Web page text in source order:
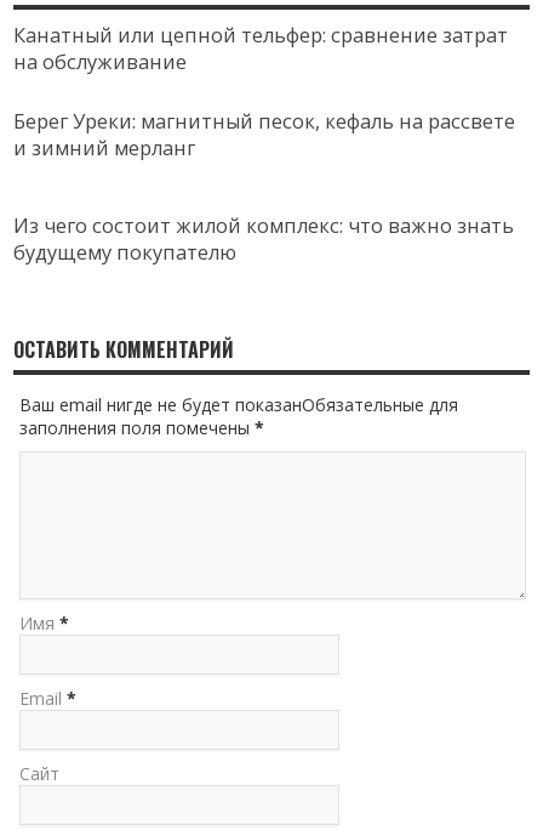
Канатный или цепной тельфер: сравнение затрат
на обслуживание
Берег Уреки: магнитный песок, кефаль на рассвете
и зимний мерланг
Из чего состоит жилой комплекс: что важно знать
будущему покупателю
ОСТАВИТЬ КОММЕНТАРИЙ
Ваш email нигде не будет показанОбязательные для
заполнения поля помечены*
Имя *
Email *
Сайт